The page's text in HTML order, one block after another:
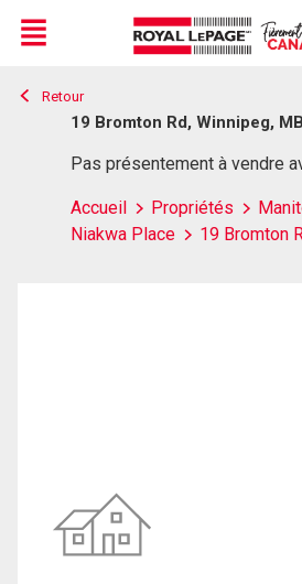
Live
En Direct
Menu
Retour
19 Bromton Rd, Winnipeg, MB
Pas présentement à vendre
Accueil Propriétés
Niakwa Place
19 Bromton